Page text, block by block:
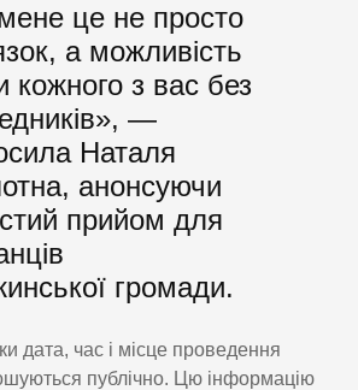
це не просто
а можливість
кожного з вас без
—
Наталя
анонсуючи
прийом для
громади.
дата, час і місце проведення
публічно. Цю інформацію